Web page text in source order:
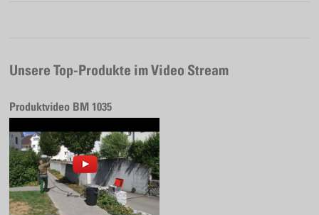
Unsere Top-Produkte im Video Stream
Produktvideo BM 1035